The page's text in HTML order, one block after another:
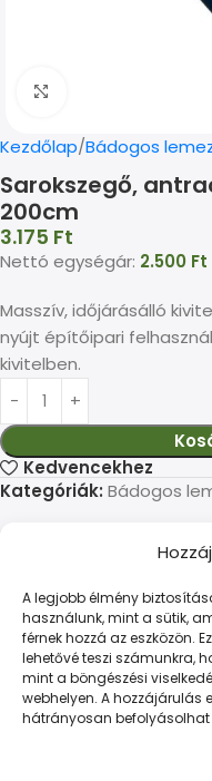
A legjobb élmény
használunk, mint a sütik,
férnek hozzá az eszközön.
lehetővé teszi számunkra,
mint a böngészési
webhelyen. A
hátrányosan befolyásolhat
Kezdőlap Bádogos
Sarokszegő,
200cm
3.175 Ft
Nettó egységár: 2.500 Ft
Masszív, időjárásálló
nyújt építőipari
kivitelben.
Kedvencekhez
Kategóriák: Bádogos
TOVÁBBI
Kiváló minőségű
és gazdaságos